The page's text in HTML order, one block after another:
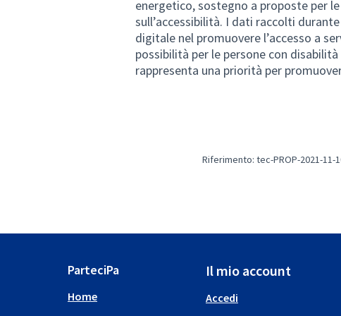
energetico, sostegno a proposte per
sull’accessibilità. I dati raccolti
digitale nel promuovere l’accesso a
possibilità per le persone con
rappresenta una priorità per
Riferimento: tec-PROP-2021-11-
ParteciPa
Home
Il mio account
Accedi